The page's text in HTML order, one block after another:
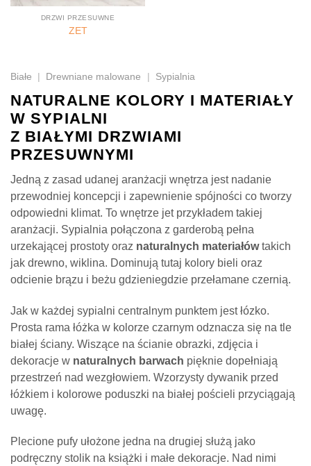
Białe | Drewniane malowane | Sypialnia
NATURALNE KOLORY I MATERIAŁY
W SYPIALNI
Z BIAŁYMI DRZWIAMI
PRZESUWNYMI
Jedną z zasad udanej aranżacji wnętrza jest nadanie
przewodniej koncepcji i zapewnienie spójności co tworzy
odpowiedni klimat. To wnętrze jet przykładem takiej
aranżacji. Sypialnia połączona z garderobą pełna
urzekającej prostoty oraz naturalnych materiałówtakich
jak drewno, wiklina. Dominują tutaj kolory bieli oraz
odcienie brązu i beżu gdzieniegdzie przełamane czernią.
Jak w każdej sypialni centralnym punktem jest łózko.
Prosta rama łóżka w kolorze czarnym odznacza się na tle
białej ściany. Wiszące na ścianie obrazki, zdjęcia i
dekoracje w naturalnych barwach pięknie dopełniają
przestrzeń nad wezgłowiem. Wzorzysty dywanik przed
łóżkiem i kolorowe poduszki na białej pościeli przyciągają
uwagę.
Plecione pufy ułożone jedna na drugiej służą jako
podręczny stolik na książki i małe dekoracje. Nad nimi
DRZWI PRZESUWNE
ZET